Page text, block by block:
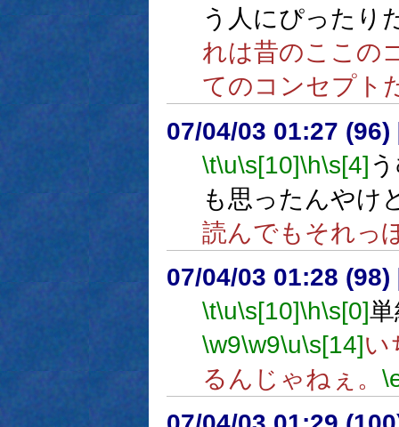
う人にぴったり
れは昔のここの
てのコンセプト
07/04/03 01:27 (96)
\t\u\s[10]\h\s[4]
も思ったんやけ
読んでもそれっ
07/04/03 01:28 (98)
\t\u\s[10]\h\s[0]
\w9\w9\u\s[14]い
るんじゃねぇ。